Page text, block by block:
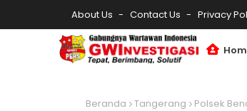
About Us Contact Us Privacy
Beranda Tangerang Polsek